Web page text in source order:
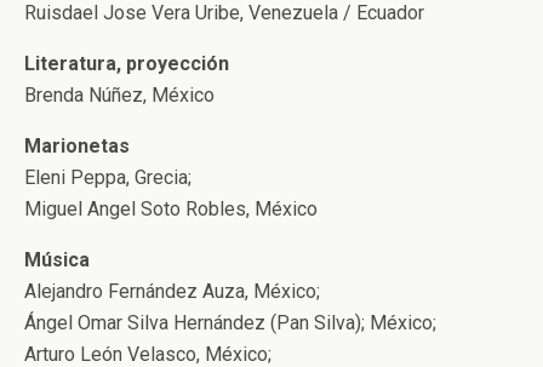
Ruisdael Jose Vera Uribe, Venezuela / Ecuador
Literatura, proyección
Brenda Núñez, México
Marionetas
Eleni Peppa, Grecia;
Miguel Angel Soto Robles, México
Música
Alejandro Fernández Auza, México;
Ángel Omar Silva Hernández (Pan Silva); México;
Arturo León Velasco, México;